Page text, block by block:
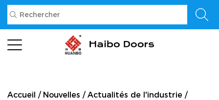
Accueil / Nouvelles / Actualités de l'industrie /